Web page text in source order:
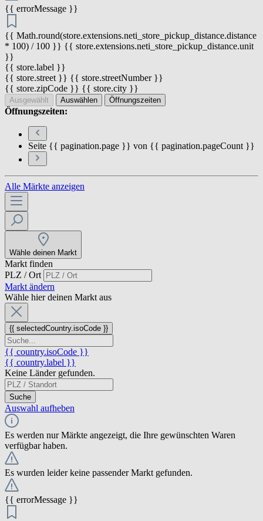
{{ errorMessage }}
{{ Math.round(store.extensions.neti_store_pickup_distance.distance
* 100) / 100 }} {{ store.extensions.neti_store_pickup_distance.unit
}}
{{ store.label }}
{{ store.street }} {{ store.streetNumber }}
{{ store.zipCode }} {{ store.city }}
Ausgewählt Auswählen Öffnungszeiten
Öffnungszeiten:
Seite {{ pagination.page }} von {{ pagination.pageCount }}
Alle Märkte anzeigen
Wähle deinen Markt
Markt finden
PLZ / Ort
Markt ändern
Wähle hier deinen Markt aus
{{ selectedCountry.isoCode }}
{{ country.isoCode }}
{{ country.label }}
Keine Länder gefunden.
Suche
Auswahl aufheben
Es werden nur Märkte angezeigt, die Ihre gewünschten Waren
verfügbar haben.
Es wurden leider keine passender Markt gefunden.
{{ errorMessage }}